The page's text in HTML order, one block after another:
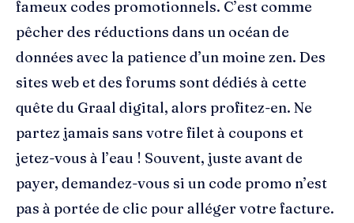
fameux codes promotionnels. C’est comme
pêcher des réductions dans un océan de
données avec la patience d’un moine zen. Des
sites web et des forums sont dédiés à cette
quête du Graal digital, alors profitez-en. Ne
partez jamais sans votre filet à coupons et
jetez-vous à l’eau ! Souvent, juste avant de
payer, demandez-vous si un code promo n’est
pas à portée de clic pour alléger votre facture.